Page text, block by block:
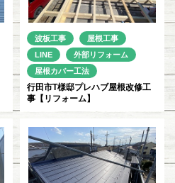
波板工事
屋根工事
LINE
外部リフォーム
屋根カバー工法
行田市T様邸プレハブ屋根改修工
事【リフォーム】